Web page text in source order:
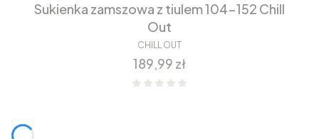
Sukienka zamszowa z tiulem 104-152 Chill
Out
CHILL OUT
Cena
189,99 zł